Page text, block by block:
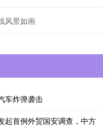
风景如画
车炸弹袭击
起首例外贸国安调查，中方